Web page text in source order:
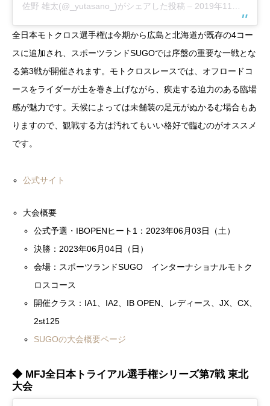
佐野 雄太(@_yutasano_)がシェアした投稿 – 2019年11月月1日午前6時11分PDT
全日本モトクロス選手権は今期から広島と北海道が既存の4コー
スに追加され、スポーツランドSUGOでは序盤の重要な一戦とな
る第3戦が開催されます。モトクロスレースでは、オフロードコ
ースをライダーが土を巻き上げながら、疾走する迫力のある臨場
感が魅力です。天候によっては未舗装の足元がぬかるむ場合もあ
りますので、観戦する方は汚れてもいい格好で臨むのがオススメ
です。
公式サイト
大会概要
公式予選・IBOPENヒート1：2023年06月03日（土）
決勝：2023年06月04日（日）
会場：スポーツランドSUGO インターナショナルモトク
ロスコース
開催クラス：IA1、IA2、IB OPEN、レディース、JX、CX、
2st125
SUGOの大会概要ページ
◆ MFJ全日本トライアル選手権シリーズ第7戦 東北
大会